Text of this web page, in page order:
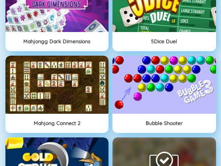
Mahjongg Dark Dimensions 5Dice Duel
Mahjong Connect 2 Bubble Shooter